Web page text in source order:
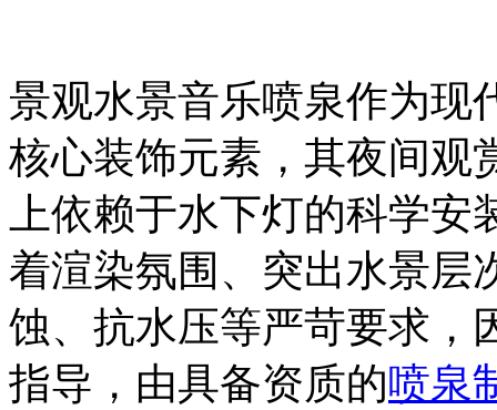
景观水景音乐喷泉作为现
核心装饰元素，其夜间观
上依赖于水下灯的科学安
着渲染氛围、突出水景层
蚀、抗水压等严苛要求，
指导，由具备资质的喷泉